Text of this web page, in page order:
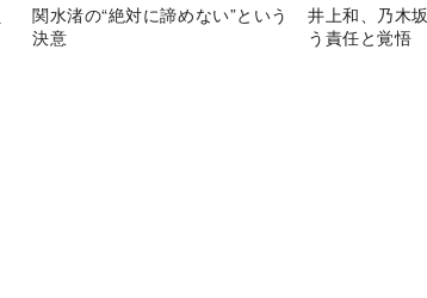
関水渚の“絶対に諦めない”という
決意
井上和、乃木
う責任と覚悟